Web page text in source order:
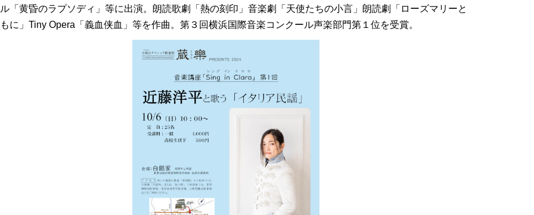
「黄昏のラプソディ」等に出演。朗読歌劇「熱の刻印」音楽劇「天使たちの小言」朗読劇「ローズマリーと
に」Tiny Opera「義血侠血」等を作曲。第３回横浜国際音楽コンクール声楽部門第１位を受賞。